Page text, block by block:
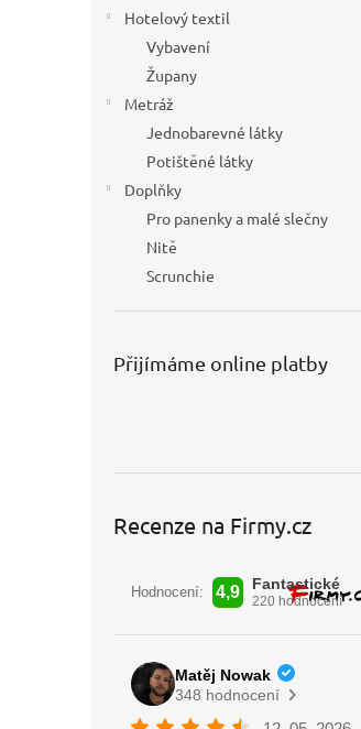
Hotelový textil
Vybavení
Župany
Metráž
Jednobarevné látky
Potištěné látky
Doplňky
Pro panenky a malé slečny
Nitě
Scrunchie
Přijímáme online platby
Recenze na Firmy.cz